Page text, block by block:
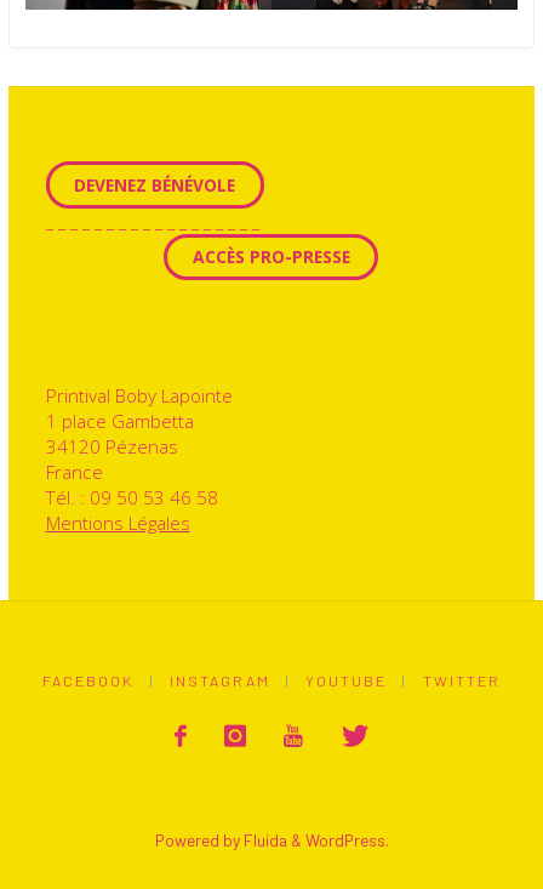
DEVENEZ BÉNÉVOLE
ACCÈS PRO-PRESSE
Printival Boby Lapointe
1 place Gambetta
34120 Pézenas
France
Tél. : 09 50 53 46 58
Mentions Légales
FACEBOOK | INSTAGRAM | YOUTUBE | TWITTER
Powered byFluida & WordPress.